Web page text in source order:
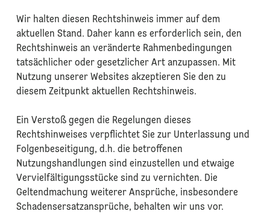
Wir halten diesen Rechtshinweis immer auf dem
aktuellen Stand. Daher kann es erforderlich sein, den
Rechtshinweis an veränderte Rahmenbedingungen
tatsächlicher oder gesetzlicher Art anzupassen. Mit
Nutzung unserer Websites akzeptieren Sie den zu
diesem Zeitpunkt aktuellen Rechtshinweis.
Ein Verstoß gegen die Regelungen dieses
Rechtshinweises verpflichtet Sie zur Unterlassung und
Folgenbeseitigung, d.h. die betroffenen
Nutzungshandlungen sind einzustellen und etwaige
Vervielfältigungsstücke sind zu vernichten. Die
Geltendmachung weiterer Ansprüche, insbesondere
Schadensersatzansprüche, behalten wir uns vor.